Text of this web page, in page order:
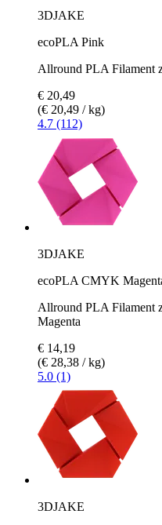
3DJAKE
ecoPLA Pink
Allround PLA Filament
€ 20,49
(€ 20,49 / kg)
4.7 (112)
3DJAKE
ecoPLA CMYK
Allround PLA Filament
Magenta
€ 14,19
(€ 28,38 / kg)
5.0 (1)
3DJAKE